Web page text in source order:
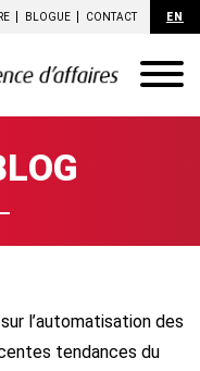
BLOGUE CONTACT EN
l’automatisation des
tendances du